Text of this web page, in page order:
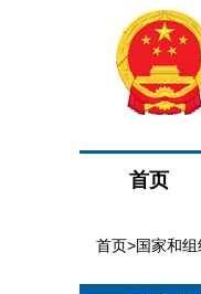
首页
首页>国家和组